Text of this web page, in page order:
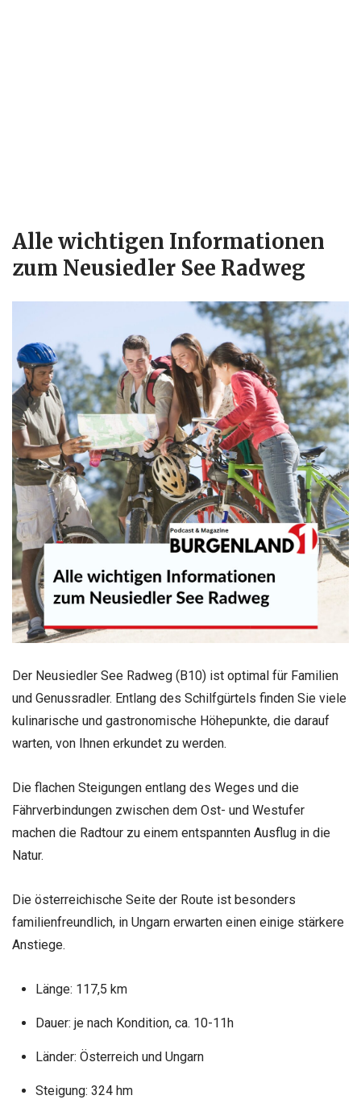
Alle wichtigen Informationen
zum Neusiedler See Radweg
Der Neusiedler See Radweg (B10) ist optimal für Familien
und Genussradler. Entlang des Schilfgürtels finden Sie viele
kulinarische und gastronomische Höhepunkte, die darauf
warten, von Ihnen erkundet zu werden.
Die flachen Steigungen entlang des Weges und die
Fährverbindungen zwischen dem Ost- und Westufer
machen die Radtour zu einem entspannten Ausflug in die
Natur.
Die österreichische Seite der Route ist besonders
familienfreundlich, in Ungarn erwarten einen einige stärkere
Anstiege.
Länge: 117,5 km
Dauer: je nach Kondition, ca. 10-11h
Länder: Österreich und Ungarn
Steigung: 324 hm